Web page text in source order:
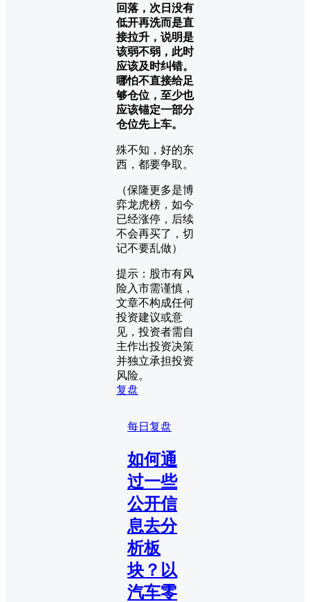
回落，次日没有
低开再洗而是直
接拉升，说明是
该弱不弱，此时
应该及时纠错。
哪怕不直接给足
够仓位，至少也
应该锚定一部分
仓位先上车。
殊不知，好的东
西，都要争取。
（保隆更多是博
弈龙虎榜，如今
已经涨停，后续
不会再买了，切
记不要乱做）
提示：股市有风
险入市需谨慎，
文章不构成任何
投资建议或意
见，投资者需自
主作出投资决策
并独立承担投资
风险。
复盘
每日复盘
如何通
过一些
公开信
息去分
析板
块？以
汽车零